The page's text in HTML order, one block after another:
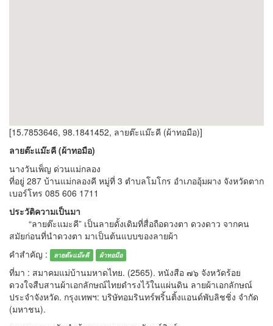
[15.7853646, 98.1841452, ลายต๊ะแม๊ะคี (ผ้าทอมือ)]
ลายต๊ะแม๊ะคี (ผ้าทอมือ)
นางวันเพ็ญ ด่วนแม่กลอง
ที่อยู่ 287 บ้านแม่กลองคี หมู่ที่ 3 ตำบลโมโกร อำเภออุ้มผาง จังหวัดตาก
เบอร์โทร 085 606 1711
ประวัติความเป็นมา
“ลายต๊ะแมะคี” เป็นลายดั้งเดิมที่สื่อถือดวงตา ดวงดาว จากคน
สมัยก่อนที่นำดวงตา มาเป็นต้นแบบของลายผ้า
คำสำคัญ :
ลายต๊ะแม๊ะคี ผ้าทอมือ
ที่มา : สมาคมแม่บ้านมหาดไทย. (2565). หนังสือ ๗๖ จังหวัดร้อย
ดวงใจสืบสานผ้าเอกลักษณ์ไทยดำรงไว้ในแผ่นดิน ลายผ้าเอกลักษณ์
ประจำจังหวัด. กรุงเทพฯ: บริษัทอมรินทร์พริ้นติ้งแอนด์พับลิชชิ่ง จำกัด
(มหาชน).